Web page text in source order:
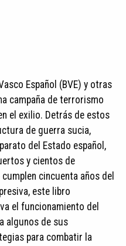
Español (BVE) y otras
campaña de terrorismo
el exilio. Detrás de estos
de guerra sucia,
del Estado español,
y cientos de
cincuenta años del
este libro
el funcionamiento del
algunos de sus
para combatir la